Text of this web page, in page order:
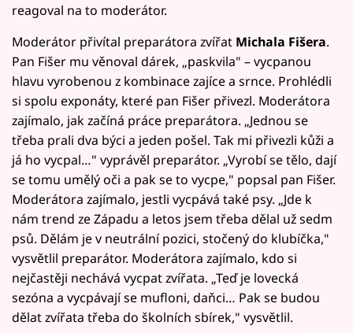
reagoval na to moderátor.
Moderátor přivítal preparátora zvířat Michala Fišera.
Pan Fišer mu věnoval dárek, „paskvila" – vycpanou
hlavu vyrobenou z kombinace zajíce a srnce. Prohlédli
si spolu exponáty, které pan Fišer přivezl. Moderátora
zajímalo, jak začíná práce preparátora. „Jednou se
třeba prali dva býci a jeden pošel. Tak mi přivezli kůži a
já ho vycpal…" vyprávěl preparátor. „Vyrobí se tělo, dají
se tomu umělý oči a pak se to vycpe," popsal pan Fišer.
Moderátora zajímalo, jestli vycpává také psy. „Jde k
nám trend ze Západu a letos jsem třeba dělal už sedm
psů. Dělám je v neutrální pozici, stočený do klubíčka,"
vysvětlil preparátor. Moderátora zajímalo, kdo si
nejčastěji nechává vycpat zvířata. „Teď je lovecká
sezóna a vycpávají se mufloni, daňci… Pak se budou
dělat zvířata třeba do školních sbírek," vysvětlil.